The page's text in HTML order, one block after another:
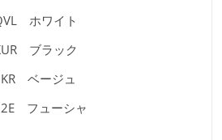
ホワイト
ブラック
ベージュ
フューシャ